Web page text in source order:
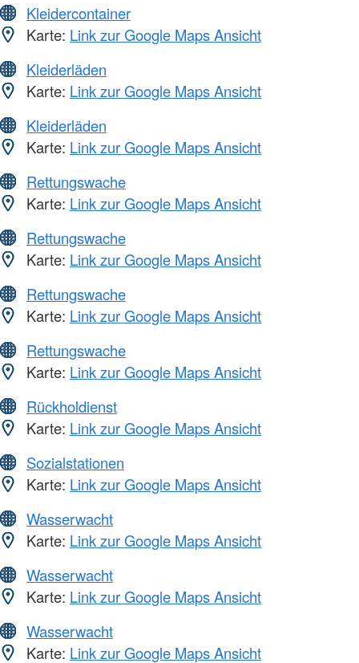
Kleidercontainer
Karte: Link zur Google Maps Ansicht
Kleiderläden
Karte: Link zur Google Maps Ansicht
Kleiderläden
Karte: Link zur Google Maps Ansicht
Rettungswache
Karte: Link zur Google Maps Ansicht
Rettungswache
Karte: Link zur Google Maps Ansicht
Rettungswache
Karte: Link zur Google Maps Ansicht
Rettungswache
Karte: Link zur Google Maps Ansicht
Rückholdienst
Karte: Link zur Google Maps Ansicht
Sozialstationen
Karte: Link zur Google Maps Ansicht
Wasserwacht
Karte: Link zur Google Maps Ansicht
Wasserwacht
Karte: Link zur Google Maps Ansicht
Wasserwacht
Karte: Link zur Google Maps Ansicht